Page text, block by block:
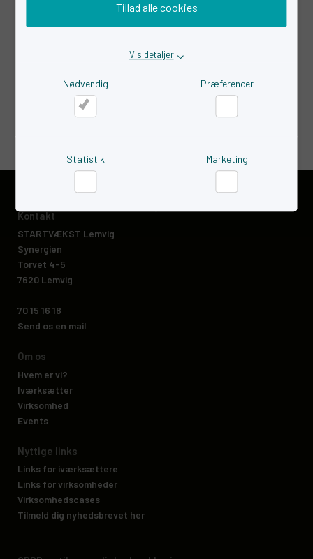
Tillad alle cookies
Vis detaljer
Nødvendig Præferencer
Statistik Marketing
Hvordan søger man?
Lemvig. Kontakt konsulent Gert Løkke Leth på tlf. 20 78 74
95 eller på mailgle@startvaekst-lemvig.dkfor at høre
Kontakt
STARTVÆKST Lemvig
Synergien
Torvet 4-5
7620 Lemvig
70 15 16 18
Send os en mail
Om os
Hvem er vi?
Iværksætter
​Virksomhed
Events
Nyttige links
Links for iværksættere​
Links for virksomheder
Virksomhedscases
Tilmeld dig nyhedsbrevet her